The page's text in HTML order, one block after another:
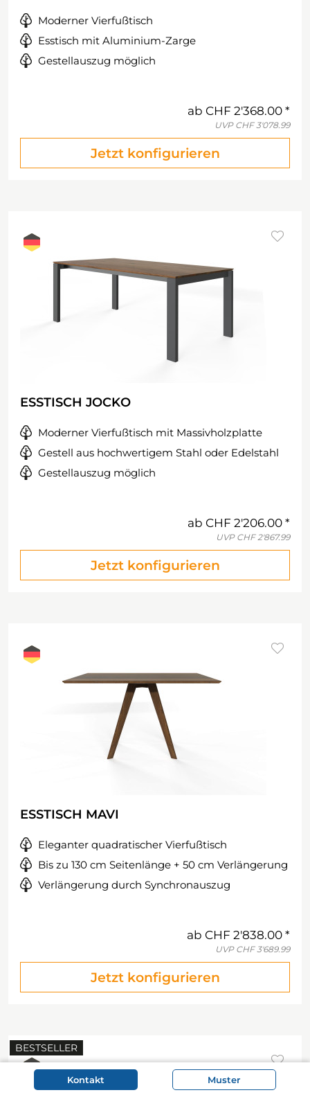
Moderner Vierfußtisch
Esstisch mit Aluminium-Zarge
Gestellauszug möglich
ab CHF 2'368.00
UVP CHF 3'078.99
Jetzt konfigurieren
ESSTISCH JOCKO
Moderner Vierfußtisch mit Massivholzplatte
Gestell aus hochwertigem Stahl oder Edelstahl
Gestellauszug möglich
ab CHF 2'206.00
UVP CHF 2'867.99
Jetzt konfigurieren
ESSTISCH MAVI
Eleganter quadratischer Vierfußtisch
Bis zu 130 cm Seitenlänge + 50 cm Verlängerung
Verlängerung durch Synchronauszug
ab CHF 2'838.00
UVP CHF 3'689.99
Jetzt konfigurieren
BESTSELLER
Kontakt Muster